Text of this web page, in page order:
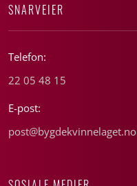
SNARVEIER
Telefon:
22 05 48 15
E-post:
post@bygdekvinnelaget.no